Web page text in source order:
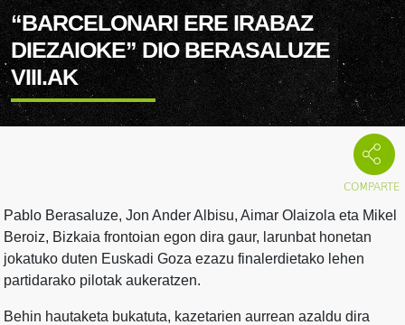
“BARCELONARI ERE IRABAZ
DIEZAIOKE” DIO BERASALUZE
VIII.AK
Pablo Berasaluze, Jon Ander Albisu, Aimar Olaizola eta Mikel
Beroiz, Bizkaia frontoian egon dira gaur, larunbat honetan
jokatuko duten Euskadi Goza ezazu finalerdietako lehen
partidarako pilotak aukeratzen.
Behin hautaketa bukatuta, kazetarien aurrean azaldu dira